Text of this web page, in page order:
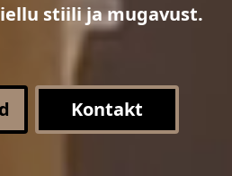
stiili ja mugavust.
Kontakt